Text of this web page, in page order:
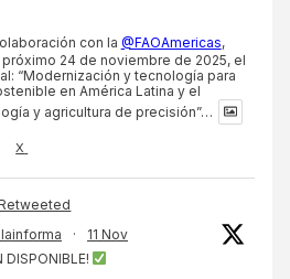
con la @FAOAmericas,
24 de noviembre de 2025, el
“Modernización y tecnología para
en América Latina y el
y agricultura de precisión”…
X
·
11 Nov
DISPONIBLE!